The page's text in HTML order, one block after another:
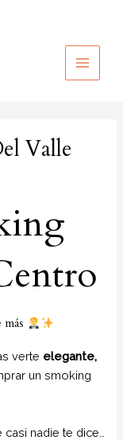
MAIN
Valle
más
verte elegante,
un smoking
nadie te dice…